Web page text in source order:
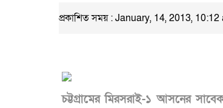
প্রকাশিত সময় : January, 14, 2013, 10:12
চট্টগ্রামের মিরসরাই-১ আসনের